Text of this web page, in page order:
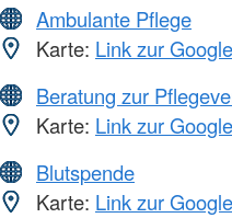
Ambulante Pflege
Karte: Link zur
Beratung zur
Karte: Link zur
Blutspende
Karte: Link zur